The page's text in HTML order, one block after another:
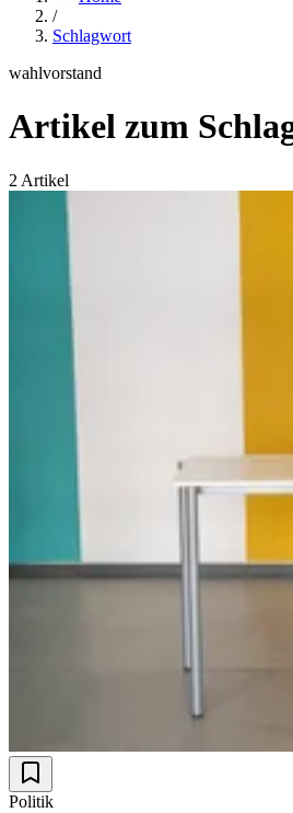
/
Schlagwort
wahlvorstand
Artikel zum
2 Artikel
Politik